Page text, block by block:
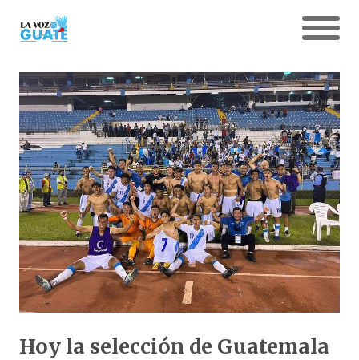
Hoy la selección de Guatemala